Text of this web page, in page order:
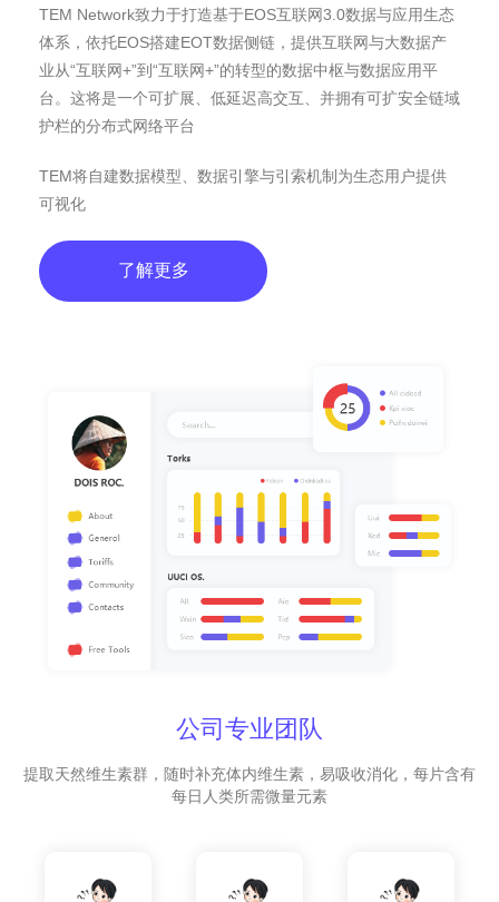
TEM Network致力于打造基于EOS互联网3.0数据与应用生态
体系，依托EOS搭建EOT数据侧链，提供互联网与大数据产
业从“互联网+”到“互联网+”的转型的数据中枢与数据应用平
台。这将是一个可扩展、低延迟高交互、并拥有可扩安全链域
护栏的分布式网络平台
TEM将自建数据模型、数据引擎与引索机制为生态用户提供
可视化
了解更多
公司专业团队
提取天然维生素群，随时补充体内维生素，易吸收消化，每片含有
每日人类所需微量元素